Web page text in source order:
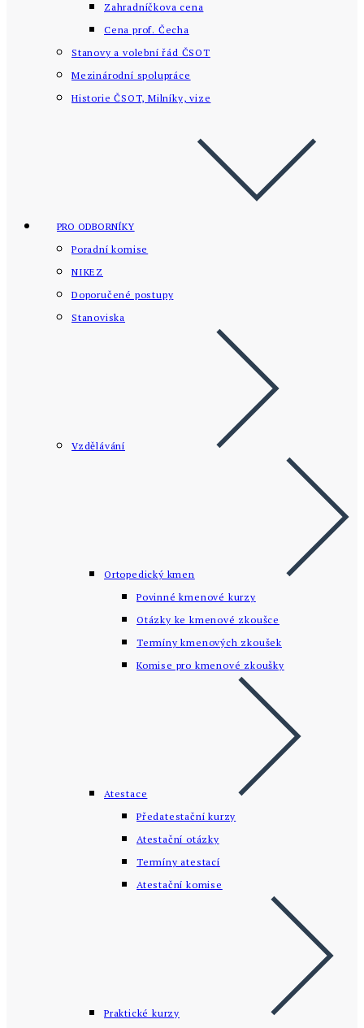
Zahradníčkova cena
Cena prof. Čecha
Stanovy a volební řád ČSOT
Mezinárodní spolupráce
Historie ČSOT, Milníky, vize
PRO ODBORNÍKY
Poradní komise
NIKEZ
Doporučené postupy
Stanoviska
Vzdělávání
Ortopedický kmen
Povinné kmenové kurzy
Otázky ke kmenové zkoušce
Termíny kmenových zkoušek
Komise pro kmenové zkoušky
Atestace
Předatestační kurzy
Atestační otázky
Termíny atestací
Atestační komise
Praktické kurzy